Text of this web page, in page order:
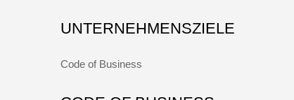
UNTERNEHMENSZIELE
Code of Business